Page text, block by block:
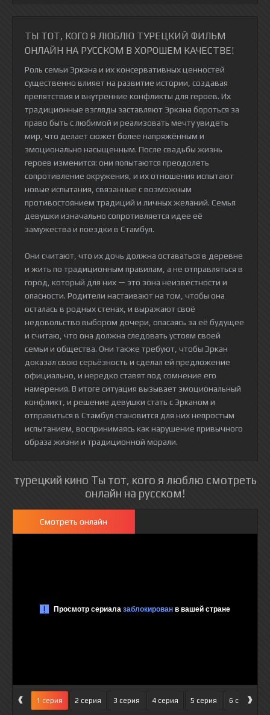
ТЫ ТОТ, КОГО Я ЛЮБЛЮ ТУРЕЦКИЙ ФИЛЬМ
ОНЛАЙН НА РУССКОМ В ХОРОШЕМ КАЧЕСТВЕ!
Роль семьи Эркана и их консервативных ценностей
существенно влияет на развитие истории, создавая
препятствия и внутренние конфликты для героев. Их
традиционные взгляды заставляют Эркана бороться за
право быть с любимой и реализовать мечту увидеть
мир, что делает сюжет более напряжённым и
эмоционально насыщенным. После свадьбы жизнь
героев изменится: они попытаются преодолеть
сопротивление окружения, и их отношения испытают
новые испытания, связанные с возможным
противостоянием традиций и личных желаний. Семья
девушки изначально сопротивляется идее её
замужества и поездки в Стамбул.
Они считают, что их дочь должна оставаться в деревне
и жить по традиционным правилам, а не отправляться в
город, который для них — это зона неизвестности и
опасности. Родители настаивают на том, чтобы она
осталась в родных стенах, и выражают своё
недовольство выбором дочери, опасаясь за её будущее
и считаю, что она должна следовать устоям своей
семьи и общества. Они также требуют, чтобы Эркан
доказал свою серьёзность и сделал ей предложение
официально, и нередко ставят под сомнение его
намерения. В итоге ситуация вызывает эмоциональный
конфликт, и решение девушки стать с Эрканом и
отправиться в Стамбул становится для них непростым
испытанием, воспринимаясь как нарушение привычного
образа жизни и традиционной морали.
турецкий кино Ты тот, кого я люблю смотреть
онлайн на русском!
Смотреть онлайн
‹ 1 серия 2 серия 3 серия 4 серия 5 серия 6 серия
›